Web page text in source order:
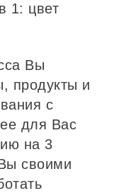
1: цвет
Вы
продукты и
с
для Вас
на 3
своими